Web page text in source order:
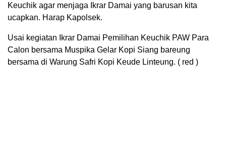
Keuchik agar menjaga Ikrar Damai yang barusan kita
ucapkan. Harap Kapolsek.
Usai kegiatan Ikrar Damai Pemilihan Keuchik PAW Para
Calon bersama Muspika Gelar Kopi Siang bareung
bersama di Warung Safri Kopi Keude Linteung. ( red )